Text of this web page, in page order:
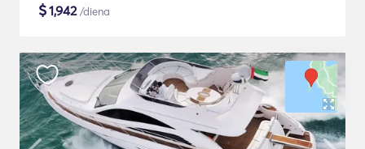
$1,942/diena